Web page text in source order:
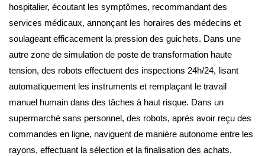
hospitalier, écoutant les symptômes, recommandant des
services médicaux, annonçant les horaires des médecins et
soulageant efficacement la pression des guichets. Dans une
autre zone de simulation de poste de transformation haute
tension, des robots effectuent des inspections 24h/24, lisant
automatiquement les instruments et remplaçant le travail
manuel humain dans des tâches à haut risque. Dans un
supermarché sans personnel, des robots, après avoir reçu des
commandes en ligne, naviguent de manière autonome entre les
rayons, effectuant la sélection et la finalisation des achats.